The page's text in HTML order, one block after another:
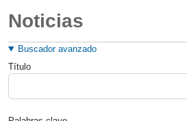
Noticias
Buscador avanzado
Título